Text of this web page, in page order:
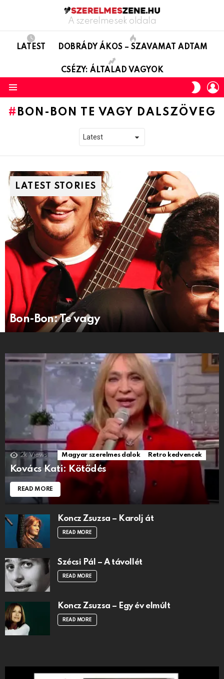
A szerelmesek oldala
LATEST DOBRÁDY ÁKOS – SZAVAMAT ADTAM
CSÉZY: ÁLTALAD VAGYOK
SKIN
BON-BON TE VAGY DALSZÖVEG
LATEST STORIES
Bon-Bon: Te vagy
2k Views Magyar szerelmes dalok Retro kedvencek
Kovács Kati: Kötődés
READ MORE
Koncz Zsuzsa – Karolj át
READ MORE
Szécsi Pál – A távollét
READ MORE
Koncz Zsuzsa – Egy év elmúlt
READ MORE